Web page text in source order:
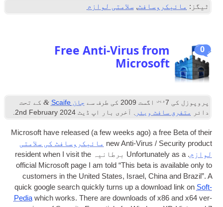
ٹیگز: مائیکروسافٹ, سلامتی لوازم
0
Free Anti-Virus from
Microsoft
پروپوزل کی 7ویں اگست 2009 کی طرف سے جان Scaife & کے تحت
دائر
متفرق سافٹ ویئر . آخری بار اپ ڈیٹ 2nd February2024
Microsoft have released (a few weeks ago) a free Beta of their
new Anti-Vir­us / Secur­ity product
مائیکروسافٹ کی سلامتی
لوازم.
Unfor­tu­nately as a برطانیہ res­id­ent when I vis­it the
offi­cial Microsoft page I am told “This beta is avail­able only to
cus­tom­ers in the United States, Israel , China and Brazil”. A
quick google search quickly turns up a down­load link on Soft­
Pe­dia which works. There are down­loads of x86 and x64 ver­